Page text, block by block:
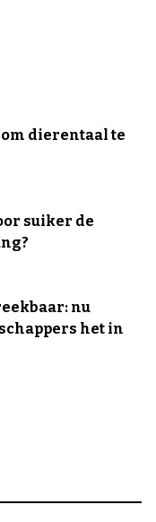
dierentaal te
suiker de
nu
het in